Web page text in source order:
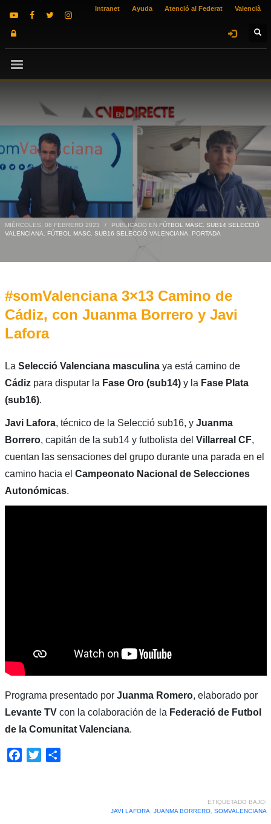
Intranet Ayuda Atenció al Federat Valencià
MIÉRCOLES, 08 FEBRERO 2023 / PUBLICADO EN FÚTBOL MASC. SUB14 SELECCIÓ
VALENCIANA, FÚTBOL MASC. SUB16 SELECCIÓ VALENCIANA, PORTADA
#somValenciana 3×13 Camino de
Cádiz, con Juanma Borrero y Javi
Lafora
La Selecció Valenciana masculinaya está camino de
Cádizpara disputar la Fase Oro (sub14)y la Fase Plata
(sub16).
Javi Lafora, técnico de la Selecció sub16, y Juanma
Borrero, capitán de la sub14 y futbolista del Villarreal CF,
cuentan las sensaciones del grupo durante una parada en el
camino hacia el Campeonato Nacional de Selecciones
Autonómicas.
Programa presentado por Juanma Romero, elaborado por
Levante TV con la colaboración de la Federació de Futbol
de la Comunitat Valenciana.
Facebook
Twitter
ETIQUETADO BAJO:
JAVI LAFORA, JUANMA BORRERO, SOMVALENCIANA